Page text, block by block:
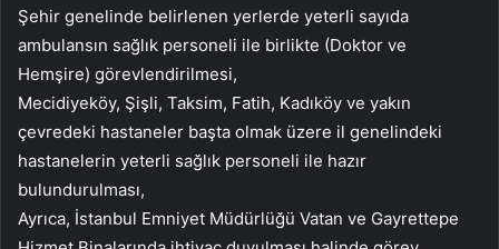
Şehir genelinde belirlenen yerlerde yeterli sayıda
ambulansın sağlık personeli ile birlikte (Doktor ve
Hemşire) görevlendirilmesi,
Mecidiyeköy, Şişli, Taksim, Fatih, Kadıköy ve yakın
çevredeki hastaneler başta olmak üzere il genelindeki
hastanelerin yeterli sağlık personeli ile hazır
bulundurulması,
Ayrıca, İstanbul Emniyet Müdürlüğü Vatan ve Gayrettepe